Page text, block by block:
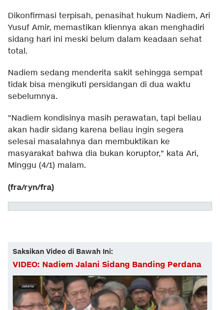
Dikonfirmasi terpisah, penasihat hukum Nadiem, Ari
Yusuf Amir, memastikan kliennya akan menghadiri
sidang hari ini meski belum dalam keadaan sehat
total.
Nadiem sedang menderita sakit sehingga sempat
tidak bisa mengikuti persidangan di dua waktu
sebelumnya.
"Nadiem kondisinya masih perawatan, tapi beliau
akan hadir sidang karena beliau ingin segera
selesai masalahnya dan membuktikan ke
masyarakat bahwa dia bukan koruptor," kata Ari,
Minggu (4/1) malam.
(fra/ryn/fra)
Saksikan Video di Bawah Ini:
VIDEO: Nadiem Jalani Sidang Banding Perdana